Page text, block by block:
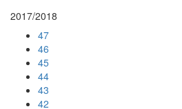
2017/2018
47
46
45
44
43
42